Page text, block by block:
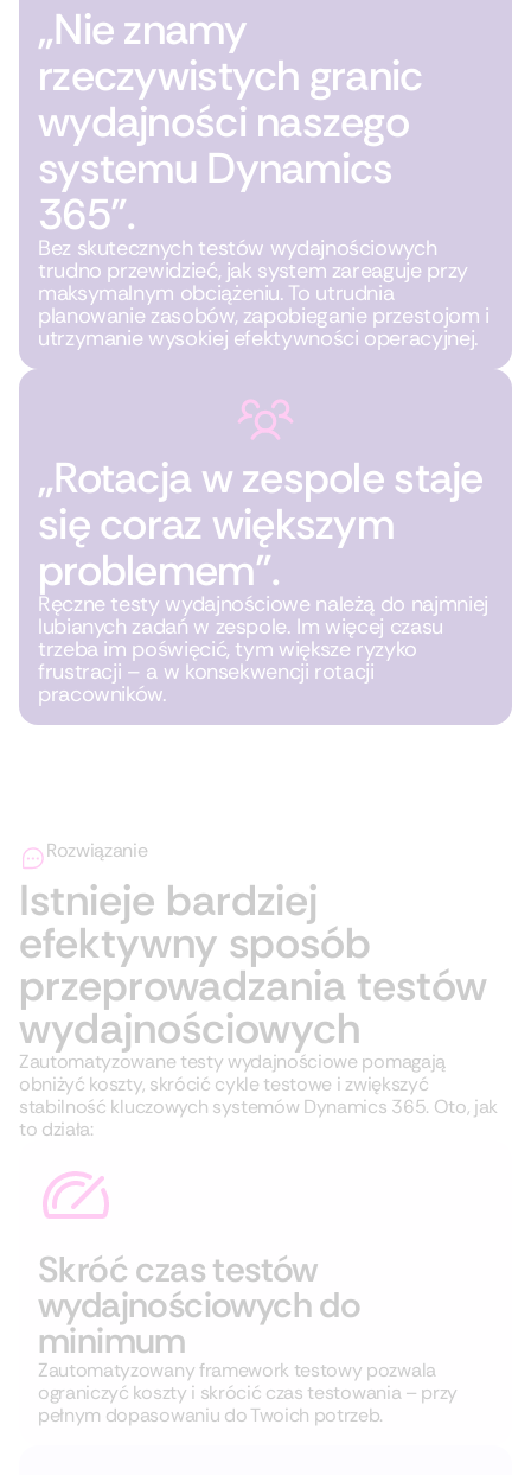
„Nie znamy
rzeczywistych granic
wydajności naszego
systemu Dynamics
365”.
Bez skutecznych testów wydajnościowych
trudno przewidzieć, jak system zareaguje przy
maksymalnym obciążeniu. To utrudnia
planowanie zasobów, zapobieganie przestojom i
utrzymanie wysokiej efektywności operacyjnej.
„Rotacja w zespole staje
się coraz większym
problemem”.
Ręczne testy wydajnościowe należą do najmniej
lubianych zadań w zespole. Im więcej czasu
trzeba im poświęcić, tym większe ryzyko
frustracji – a w konsekwencji rotacji
pracowników.
Rozwiązanie
Istnieje bardziej
efektywny sposób
przeprowadzania testów
wydajnościowych
Zautomatyzowane testy wydajnościowe pomagają
obniżyć koszty, skrócić cykle testowe i zwiększyć
stabilność kluczowych systemów Dynamics 365. Oto, jak
to działa:
Skróć czas testów
wydajnościowych do
minimum
Zautomatyzowany framework testowy pozwala
ograniczyć koszty i skrócić czas testowania – przy
pełnym dopasowaniu do Twoich potrzeb.